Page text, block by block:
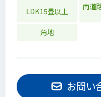
LDK15畳以上
南道
角地
お問い